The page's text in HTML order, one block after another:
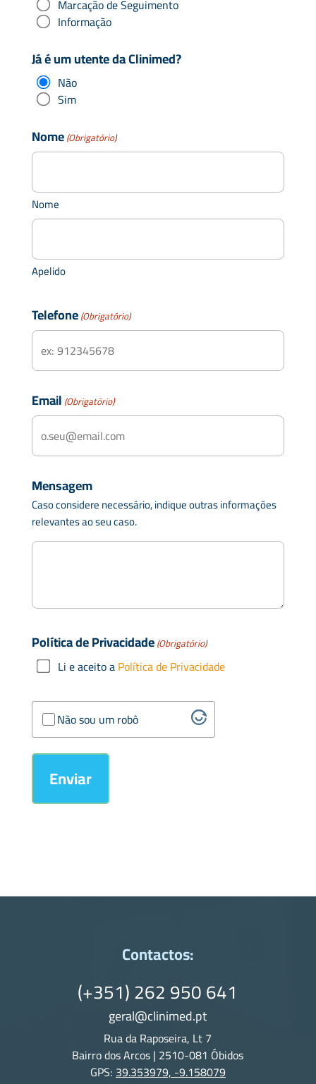
Marcação de Seguimento
Informação
Já é um utente da Clinimed?
Não
Sim
Nome(Obrigatório)
Nome
Apelido
Telefone(Obrigatório)
Email (Obrigatório)
Mensagem
Caso considere necessário, indique outras informações
relevantes ao seu caso.
Política de Privacidade(Obrigatório)
Li e aceito aPolítica de Privacidade
Verificação
Anti-
spam
Não sou um robô
Contactos:
(+351) 262 950 641
geral@clinimed.pt
Rua da Raposeira, Lt 7
Bairro dos Arcos | 2510-081 Óbidos
GPS:39.353979, -9.158079